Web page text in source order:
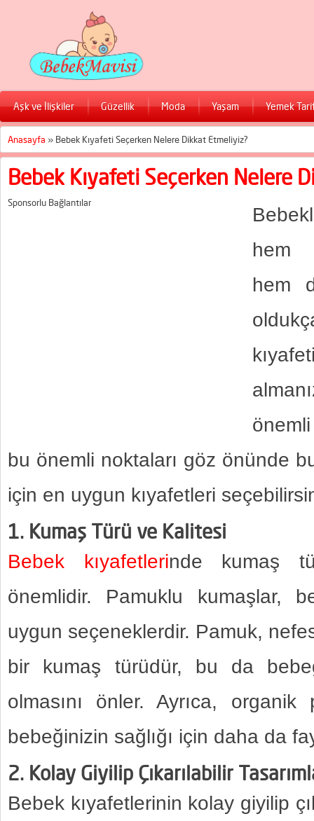
Aşk ve İlişkiler Güzellik Moda Yaşam Yemek
Anasayfa » Bebek Kıyafeti Seçerken Nelere Dikkat Etmeliyiz?
Bebek Kıyafeti Seçerken Nelere
Sponsorlu Bağlantılar
hem
hem
bu önemli noktaları göz önünde
için en uygun kıyafetleri
1. Kumaş Türü ve Kalitesi
Bebek kıyafetlerinde kumaş
önemlidir. Pamuklu kumaşlar,
uygun seçeneklerdir. Pamuk,
bir kumaş türüdür, bu da
olmasını önler. Ayrıca,
bebeğinizin sağlığı için daha da
2. Kolay Giyilip Çıkarılabilir
Bebek kıyafetlerinin kolay giyilip